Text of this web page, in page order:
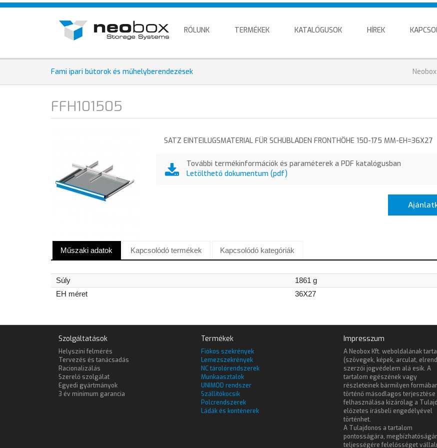
Direkt
HU
EN
DE
RÓLUNK TERMÉKEK KATALÓGUSOK HÍREK
Fami ipari bútorok és műhelyberendezések
Sie
sind
Neobox
FFH101505
SATZ EINTEILUGSMATERIAL FÜR SCHUBLADEN FRONTHÖHE 150-175 MM-EH=36X27
További termékinformációk és paraméterek a PDF katalógusban
Letölthető dokumentum (pdf)
Műszaki adatok Kapcsolódó termékek Kapcsolódó kategóriák
Súly
1861 g
EH méret
36X27
Szolgáltatások
Helyszíni felmérés
Tervezés és tanácsadás
Racionalizálás
Szerelő szolgálat
Egyedi gyártmányok
3 év minimum garancia
Termékek
Fiókos szekrények
Lemezszekrények
NC tárolórendszerek
Munkaasztalok
UNIMOD rendszer
Szállítókocsik
Polcrendszerek
Ládák és konténerek
Impresszum
A Neobox Kft. weboldalának
(szövegek, képek, arculat,
szerzői jogvédelem alá esik. A
tartalom egészének vagy
részleteinek bármilyen
történő másodlagos
felhasználása kizárólag a
előzetes írásbeli engedélyével
történhet.
A Tulajdonos a tartalom
pontosságára,
teljességére felelősséget